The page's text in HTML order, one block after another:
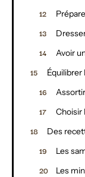
Avoir
Choisir
Des
Les
Les